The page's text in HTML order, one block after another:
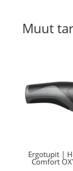
Muut
Ergotupit |
Comfort